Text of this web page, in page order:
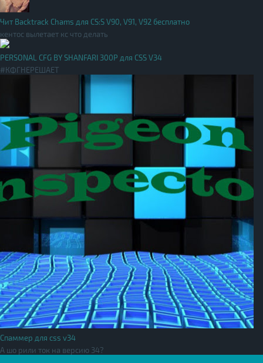
Чит Backtrack Chams для CS:S V90, V91, V92 бесплатно
кентос вылетает кс что делать
PERSONAL CFG BY SHANFARI 300Р для CSS V34
#КФГНЕРЕШАЕТ
Спаммер для css v34
А шо рили ток на версию 34?